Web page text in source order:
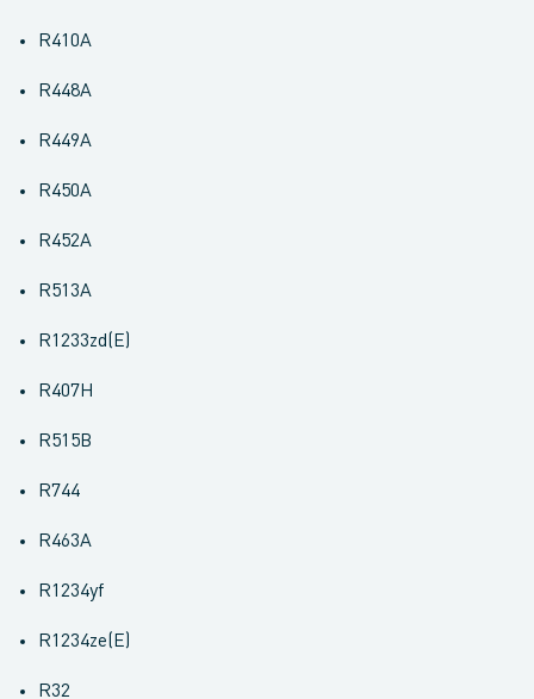
R410A
R448A
R449A
R450A
R452A
R513A
R1233zd(E)
R407H
R515B
R744
R463A
R1234yf
R1234ze(E)
R32